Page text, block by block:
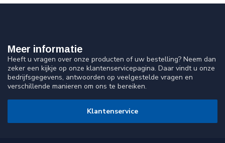
Meer informatie
Heeft u vragen over onze producten of uw bestelling? Neem dan
zeker een kijkje op onze klantenservicepagina. Daar vindt u onze
bedrijfsgegevens, antwoorden op veelgestelde vragen en
verschillende manieren om ons te bereiken.
Klantenservice